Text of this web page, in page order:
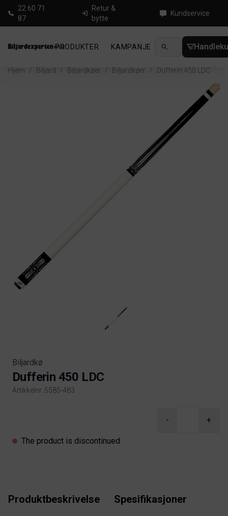
22 60 71
87
Retur &
bytte
Kundservice
PRODUKTER KAMPANJE NYHETER
Hjem / Biljard / Biljardkøer / Biljardkøer / Dufferin 450 LDC
Biljardkø
Dufferin 450 LDC
Artikkelnr. 5585-483
- +
The product is discontinued
Produktbeskrivelse Spesifikasjoner